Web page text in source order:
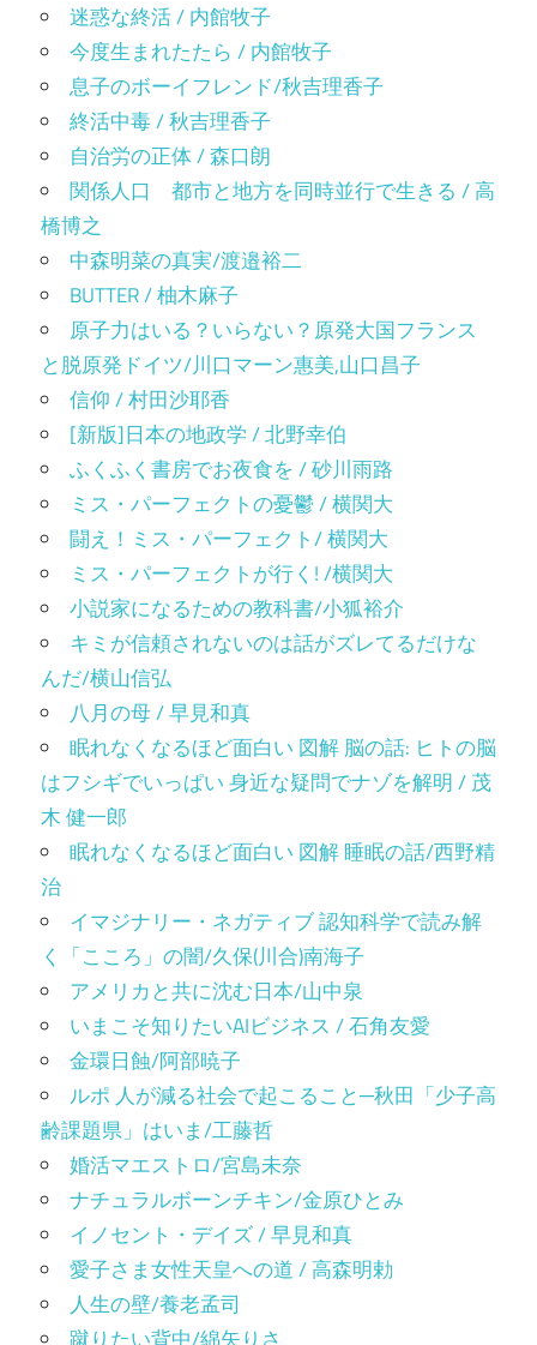
迷惑な終活 / 内館牧子
今度生まれたたら / 内館牧子
息子のボーイフレンド/秋吉理香子
終活中毒 / 秋吉理香子
自治労の正体 / 森口朗
関係人口 都市と地方を同時並行で生きる / 高
橋博之
中森明菜の真実/渡邉裕二
BUTTER / 柚木麻子
原子力はいる？いらない？原発大国フランス
と脱原発ドイツ/川口マーン惠美,山口昌子
信仰 / 村田沙耶香
[新版]日本の地政学 / 北野幸伯
ふくふく書房でお夜食を / 砂川雨路
ミス・パーフェクトの憂鬱 / 横関大
闘え！ミス・パーフェクト/ 横関大
ミス・パーフェクトが行く! /横関大
小説家になるための教科書/小狐裕介
キミが信頼されないのは話がズレてるだけな
んだ/横山信弘
八月の母 / 早見和真
眠れなくなるほど面白い 図解 脳の話: ヒトの脳
はフシギでいっぱい 身近な疑問でナゾを解明 / 茂
木 健一郎
眠れなくなるほど面白い 図解 睡眠の話/西野精
治
イマジナリー・ネガティブ 認知科学で読み解
く「こころ」の闇/久保(川合)南海子
アメリカと共に沈む日本/山中泉
いまこそ知りたいAIビジネス / 石角友愛
金環日蝕/阿部暁子
ルポ 人が減る社会で起こること─秋田「少子高
齢課題県」はいま/工藤哲
婚活マエストロ/宮島未奈
ナチュラルボーンチキン/金原ひとみ
イノセント・デイズ / 早見和真
愛子さま女性天皇への道 / 高森明勅
人生の壁/養老孟司